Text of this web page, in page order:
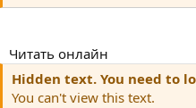
Читать онлайн
Hidden text. You need to
You can't view this text.